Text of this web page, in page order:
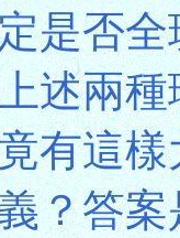
是否
述兩
有這
？答